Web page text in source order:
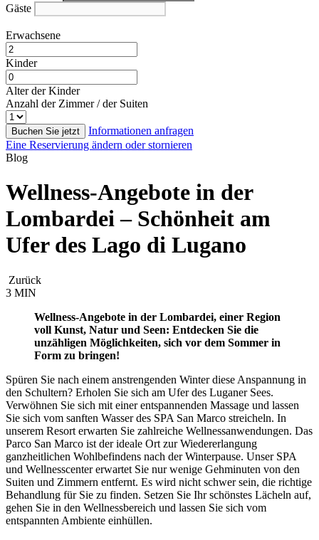
Gäste
Erwachsene
Kinder
Alter der Kinder
Anzahl der Zimmer / der Suiten
Buchen Sie jetzt
Informationen anfragen
Eine Reservierung ändern oder stornieren
Blog
Wellness-Angebote in der
Lombardei – Schönheit am
Ufer des Lago di Lugano
Zurück
3 MIN
Wellness-Angebote in der Lombardei, einer Region
voll Kunst, Natur und Seen: Entdecken Sie die
unzähligen Möglichkeiten, sich vor dem Sommer in
Form zu bringen!
Spüren Sie nach einem anstrengenden Winter diese Anspannung in
den Schultern? Erholen Sie sich am Ufer des Luganer Sees.
Verwöhnen Sie sich mit einer entspannenden Massage und lassen
Sie sich vom sanften Wasser des SPA San Marco streicheln. In
unserem Resort erwarten Sie zahlreiche Wellnessanwendungen. Das
Parco San Marco ist der ideale Ort zur Wiedererlangung
ganzheitlichen Wohlbefindens nach der Winterpause. Unser SPA
und Wellnesscenter erwartet Sie nur wenige Gehminuten von den
Suiten und Zimmern entfernt. Es wird nicht schwer sein, die richtige
Behandlung für Sie zu finden. Setzen Sie Ihr schönstes Lächeln auf,
gehen Sie in den Wellnessbereich und lassen Sie sich vom
entspannten Ambiente einhüllen.